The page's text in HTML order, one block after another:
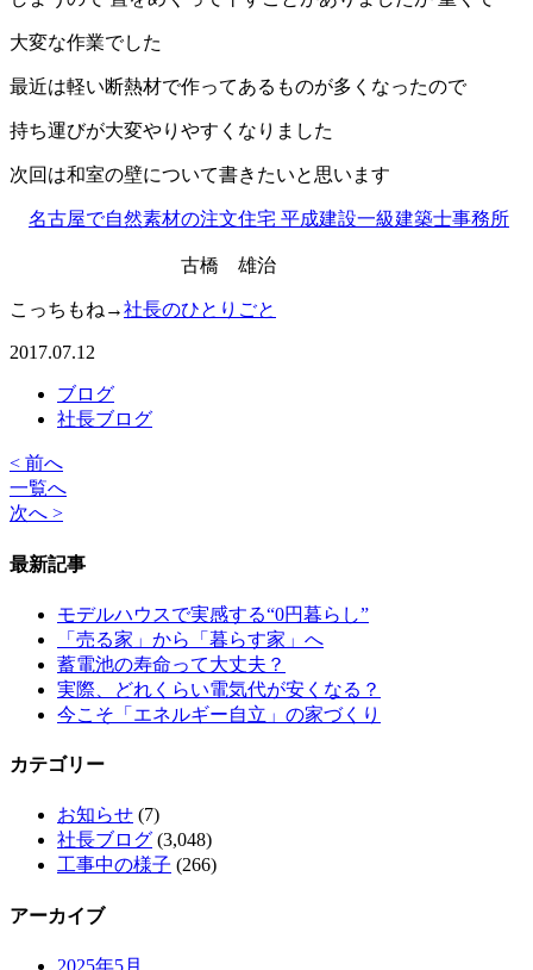
大変な作業でした
最近は軽い断熱材で作ってあるものが多くなったので
持ち運びが大変やりやすくなりました
次回は和室の壁について書きたいと思います
名古屋で自然素材の注文住宅 平成建設一級建築士事務所
古橋 雄治
こっちもね→社長のひとりごと
2017.07.12
ブログ
社長ブログ
< 前へ
一覧へ
次へ >
最新記事
モデルハウスで実感する“0円暮らし”
「売る家」から「暮らす家」へ
蓄電池の寿命って大丈夫？
実際、どれくらい電気代が安くなる？
今こそ「エネルギー自立」の家づくり
カテゴリー
お知らせ (7)
社長ブログ (3,048)
工事中の様子 (266)
アーカイブ
2025年5月